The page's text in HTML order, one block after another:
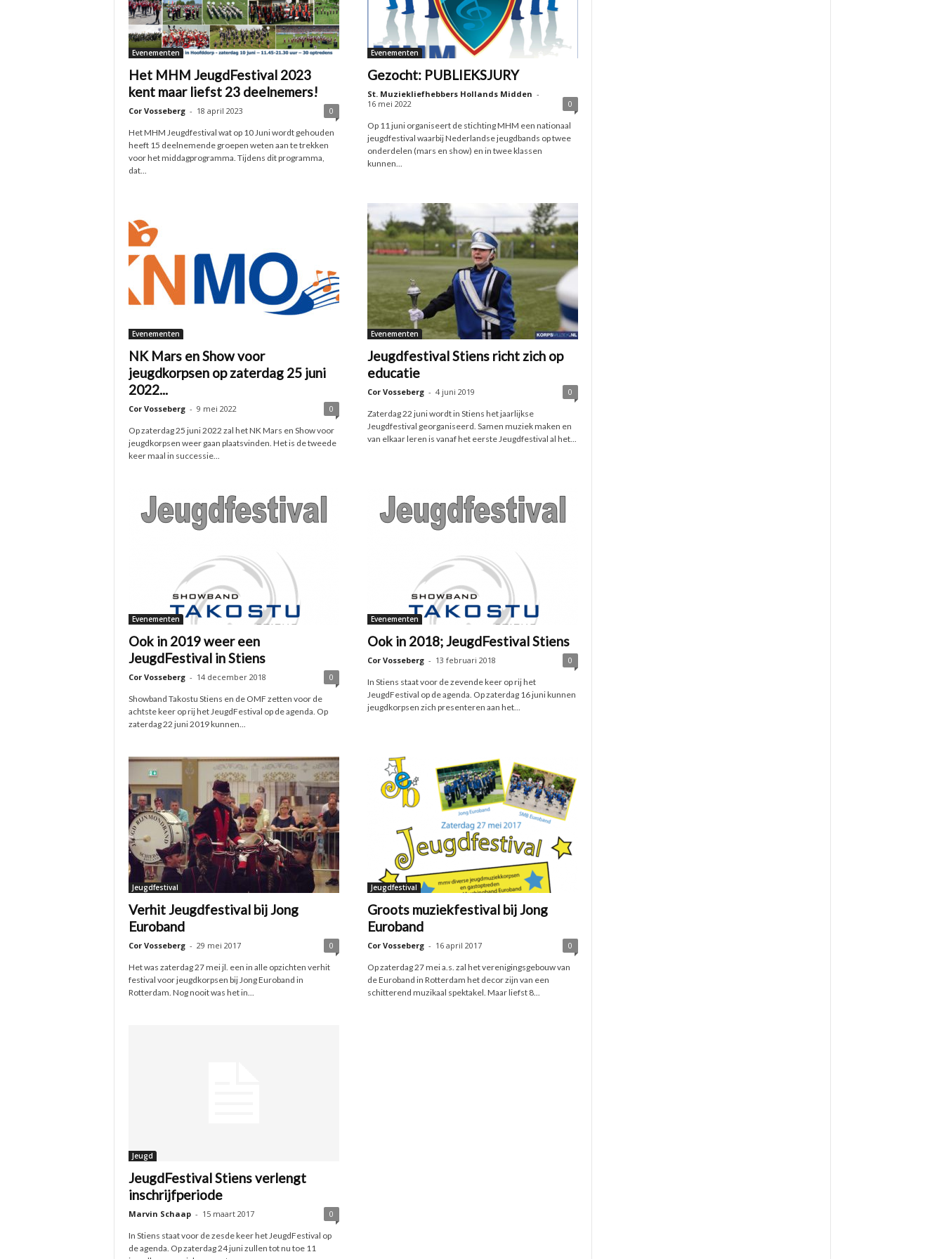
Evenementen
Het MHM JeugdFestival 2023
kent maar liefst 23 deelnemers!
Cor Vosseberg - 18 april 2023 0
Het MHM Jeugdfestival wat op 10 Juni wordt gehouden
heeft 15 deelnemende groepen weten aan te trekken
voor het middagprogramma. Tijdens dit programma,
dat...
Evenementen
Gezocht: PUBLIEKSJURY
St. Muziekliefhebbers Hollands Midden -
16 mei 2022
0
Op 11 juni organiseert de stichting MHM een nationaal
jeugdfestival waarbij Nederlandse jeugdbands op twee
onderdelen (mars en show) en in twee klassen
kunnen...
Evenementen
NK Mars en Show voor
jeugdkorpsen op zaterdag 25 juni
2022...
Cor Vosseberg - 9 mei 2022 0
Op zaterdag 25 juni 2022 zal het NK Mars en Show voor
jeugdkorpsen weer gaan plaatsvinden. Het is de tweede
keer maal in successie...
Evenementen
Jeugdfestival Stiens richt zich op
educatie
Cor Vosseberg - 4 juni 2019 0
Zaterdag 22 juni wordt in Stiens het jaarlijkse
Jeugdfestival georganiseerd. Samen muziek maken en
van elkaar leren is vanaf het eerste Jeugdfestival al het...
Evenementen
Ook in 2019 weer een
JeugdFestival in Stiens
Cor Vosseberg - 14 december 2018 0
Showband Takostu Stiens en de OMF zetten voor de
achtste keer op rij het JeugdFestival op de agenda. Op
zaterdag 22 juni 2019 kunnen...
Evenementen
Ook in 2018; JeugdFestival Stiens
Cor Vosseberg - 13 februari 2018 0
In Stiens staat voor de zevende keer op rij het
JeugdFestival op de agenda. Op zaterdag 16 juni kunnen
jeugdkorpsen zich presenteren aan het...
Jeugdfestival
Verhit Jeugdfestival bij Jong
Euroband
Cor Vosseberg - 29 mei 2017 0
Het was zaterdag 27 mei jl. een in alle opzichten verhit
festival voor jeugdkorpsen bij Jong Euroband in
Rotterdam. Nog nooit was het in...
Jeugdfestival
Groots muziekfestival bij Jong
Euroband
Cor Vosseberg - 16 april 2017 0
Op zaterdag 27 mei a.s. zal het verenigingsgebouw van
de Euroband in Rotterdam het decor zijn van een
schitterend muzikaal spektakel. Maar liefst 8...
Jeugd
JeugdFestival Stiens verlengt
inschrijfperiode
Marvin Schaap - 15 maart 2017 0
In Stiens staat voor de zesde keer het JeugdFestival op
de agenda. Op zaterdag 24 juni zullen tot nu toe 11